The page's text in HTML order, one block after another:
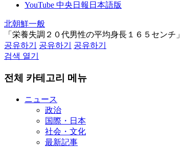
YouTube 中央日報日本語版
北朝鮮一般
「栄養失調２０代男性の平均身長１６５セン
공유하기
공유하기
공유하기
검색 열기
전체 카테고리 메뉴
ニュース
政治
国際・日本
社会・文化
最新記事